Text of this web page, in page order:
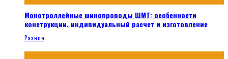
Монотроллейные шинопроводы ШМТ: особенности
конструкции, индивидуальный расчет и изготовление
Разное